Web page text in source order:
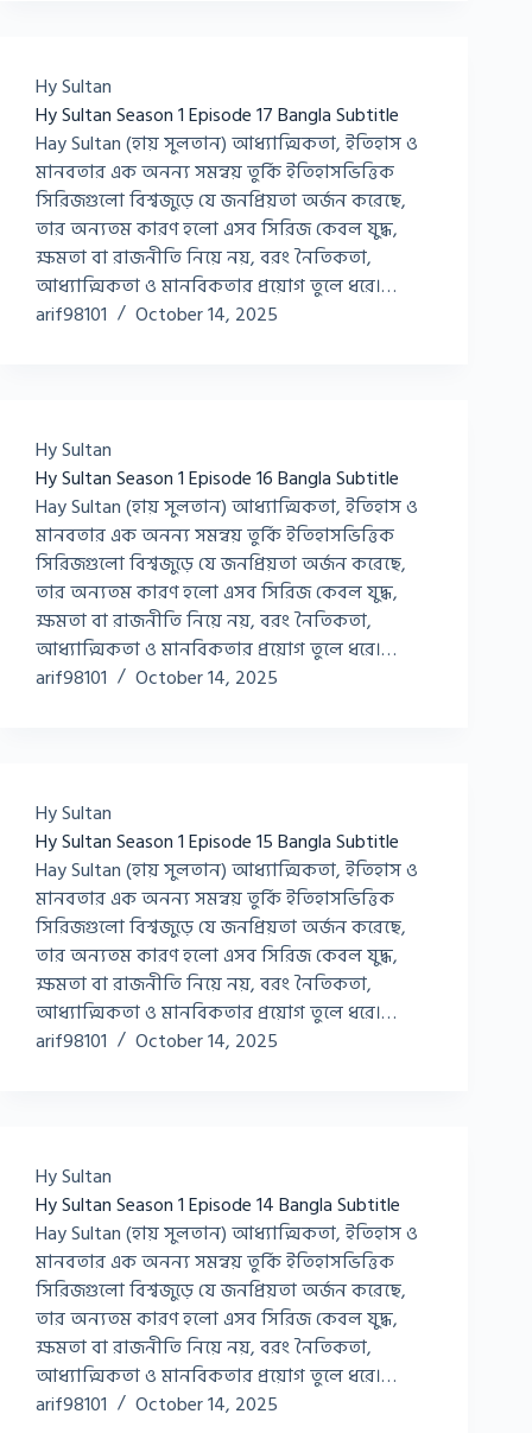
Hy Sultan
Hy Sultan Season 1 Episode 17 Bangla Subtitle
Hay Sultan (হায় সুলতান) আধ্যাত্মিকতা, ইতিহাস ও
মানবতার এক অনন্য সমন্বয় তুর্কি ইতিহাসভিত্তিক
সিরিজগুলো বিশ্বজুড়ে যে জনপ্রিয়তা অর্জন করেছে,
তার অন্যতম কারণ হলো এসব সিরিজ কেবল যুদ্ধ,
ক্ষমতা বা রাজনীতি নিয়ে নয়, বরং নৈতিকতা,
আধ্যাত্মিকতা ও মানবিকতার প্রয়োগ তুলে ধরে।…
arif98101
October 14, 2025
Hy Sultan
Hy Sultan Season 1 Episode 16 Bangla Subtitle
Hay Sultan (হায় সুলতান) আধ্যাত্মিকতা, ইতিহাস ও
মানবতার এক অনন্য সমন্বয় তুর্কি ইতিহাসভিত্তিক
সিরিজগুলো বিশ্বজুড়ে যে জনপ্রিয়তা অর্জন করেছে,
তার অন্যতম কারণ হলো এসব সিরিজ কেবল যুদ্ধ,
ক্ষমতা বা রাজনীতি নিয়ে নয়, বরং নৈতিকতা,
আধ্যাত্মিকতা ও মানবিকতার প্রয়োগ তুলে ধরে।…
arif98101
October 14, 2025
Hy Sultan
Hy Sultan Season 1 Episode 15 Bangla Subtitle
Hay Sultan (হায় সুলতান) আধ্যাত্মিকতা, ইতিহাস ও
মানবতার এক অনন্য সমন্বয় তুর্কি ইতিহাসভিত্তিক
সিরিজগুলো বিশ্বজুড়ে যে জনপ্রিয়তা অর্জন করেছে,
তার অন্যতম কারণ হলো এসব সিরিজ কেবল যুদ্ধ,
ক্ষমতা বা রাজনীতি নিয়ে নয়, বরং নৈতিকতা,
আধ্যাত্মিকতা ও মানবিকতার প্রয়োগ তুলে ধরে।…
arif98101
October 14, 2025
Hy Sultan
Hy Sultan Season 1 Episode 14 Bangla Subtitle
Hay Sultan (হায় সুলতান) আধ্যাত্মিকতা, ইতিহাস ও
মানবতার এক অনন্য সমন্বয় তুর্কি ইতিহাসভিত্তিক
সিরিজগুলো বিশ্বজুড়ে যে জনপ্রিয়তা অর্জন করেছে,
তার অন্যতম কারণ হলো এসব সিরিজ কেবল যুদ্ধ,
ক্ষমতা বা রাজনীতি নিয়ে নয়, বরং নৈতিকতা,
আধ্যাত্মিকতা ও মানবিকতার প্রয়োগ তুলে ধরে।…
arif98101
October 14, 2025